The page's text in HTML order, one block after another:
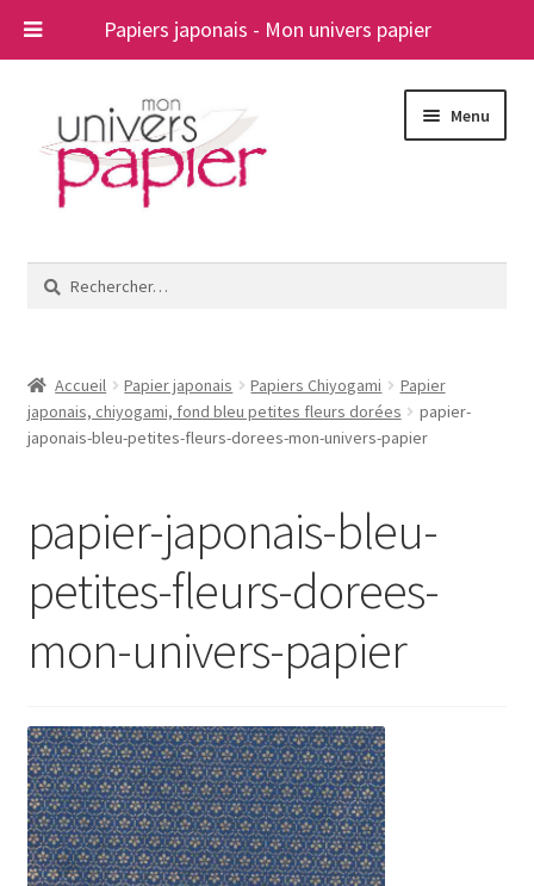
Papiers japonais - Mon univers papier
navigation
contenu
Menu
le
A propos
Contact
Rechercher :
Accueil Papier japonais Papiers Chiyogami
Papier
japonais, chiyogami, fond bleu petites fleurs dorées
papier-
japonais-bleu-petites-fleurs-dorees-mon-univers-papier
papier-japonais-bleu-
petites-fleurs-dorees-
mon-univers-papier